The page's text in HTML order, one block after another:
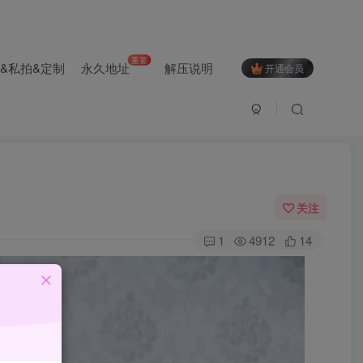
私拍&定制 永久地址重要 解压说明 开通会员
关注
1 4912 14